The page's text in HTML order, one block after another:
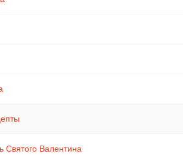
Святого Валентина